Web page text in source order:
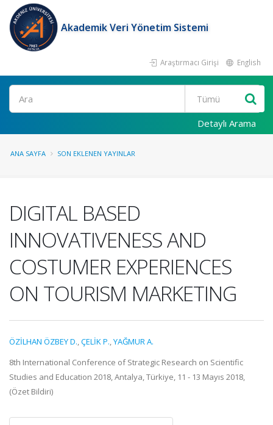
Akademik Veri Yönetim Sistemi
Araştırmacı Girişi English
Ara
Detaylı Arama
ANA SAYFA SON EKLENEN YAYINLAR
DIGITAL BASED
INNOVATIVENESS AND
COSTUMER EXPERIENCES
ON TOURISM MARKETING
ÖZİLHAN ÖZBEY D.,ÇELİK P.,YAĞMUR A.
8th International Conference of Strategic Research on Scientific
Studies and Education 2018, Antalya, Türkiye, 11 - 13 Mayıs 2018,
(Özet Bildiri)